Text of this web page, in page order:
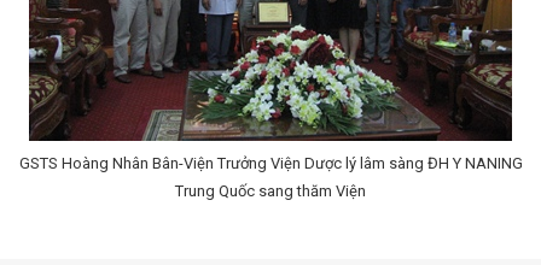
GSTS Hoàng Nhân Bân-Viện Trưởng Viện Dược lý lâm sàng ĐH Y NANING
Trung Quốc sang thăm Viện